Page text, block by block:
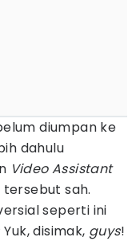
diumpan ke
dahulu
Video Assistant
sah.
seperti ini
disimak, guys!